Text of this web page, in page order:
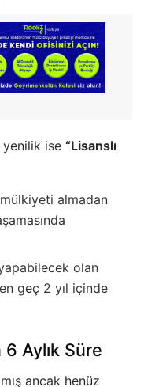
ise “Lisanslı
mülkiyeti almadan
olan
geç 2 yıl içinde
Aylık Süre
ancak henüz